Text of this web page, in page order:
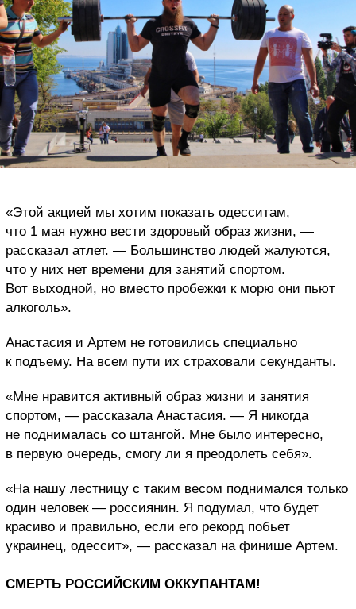
«Этой акцией мы хотим показать одесситам,
что 1 мая нужно вести здоровый образ жизни, —
рассказал атлет. — Большинство людей жалуются,
что у них нет времени для занятий спортом.
Вот выходной, но вместо пробежки к морю они пьют
алкоголь».
Анастасия и Артем не готовились специально
к подъему. На всем пути их страховали секунданты.
«Мне нравится активный образ жизни и занятия
спортом, — рассказала Анастасия. — Я никогда
не поднималась со штангой. Мне было интересно,
в первую очередь, смогу ли я преодолеть себя».
«На нашу лестницу с таким весом поднимался только
один человек — россиянин. Я подумал, что будет
красиво и правильно, если его рекорд побьет
украинец, одессит», — рассказал на финише Артем.
СМЕРТЬ РОССИЙСКИМ ОККУПАНТАМ!